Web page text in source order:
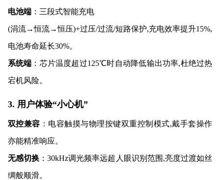
电池端：三段式智能充电
(涓流→恒流→恒压)+过压/过流/短路保护,充电效率提升15%,
电池寿命延长30%。
系统端 ：芯片温度超过125℃时自动降低输出功率,杜绝过热
宕机风险。
3. 用户体验“小心机”
双控兼容 ：电容触摸与物理按键双重控制模式,戴手套操作
亦能精准响应。
无感切换：30kHz调光频率远超人眼识别范围,亮度过渡如丝
绸般顺滑。